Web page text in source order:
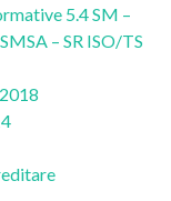
5.4 SM –
– SR ISO/TS